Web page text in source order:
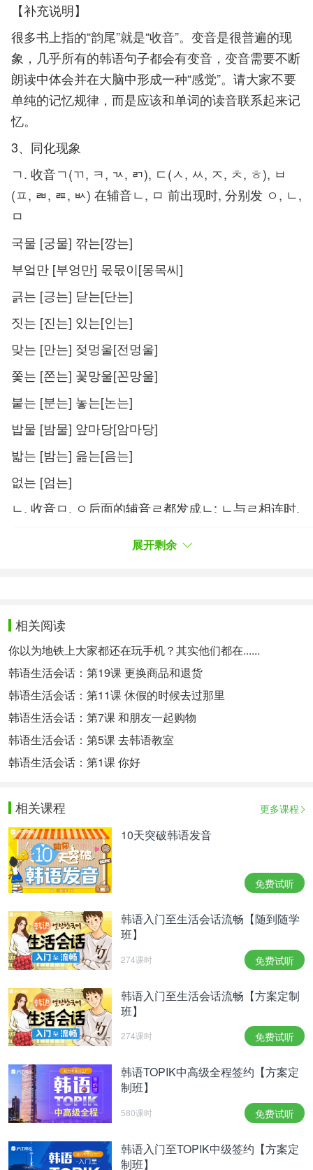
【补充说明】
很多书上指的“韵尾”就是“收音”。变音是很普遍的现
象，几乎所有的韩语句子都会有变音，变音需要不断
朗读中体会并在大脑中形成一种“感觉”。请大家不要
单纯的记忆规律，而是应该和单词的读音联系起来记
忆。
3、同化现象
ㄱ. 收音ㄱ(ㄲ, ㅋ, ㄳ, ㄺ), ㄷ(ㅅ, ㅆ, ㅈ, ㅊ, ㅎ), ㅂ
(ㅍ, ㄼ, ㄿ, ㅄ) 在辅音ㄴ, ㅁ 前出现时, 分别发 ㅇ, ㄴ,
ㅁ
국물 [궁물] 깎는[깡는]
부엌만 [부엉만] 몫몫이[몽목씨]
긁는 [긍는] 닫는[단는]
짓는 [진는] 있는[인는]
맞는 [만는] 젖멍울[전멍울]
쫓는 [쫀는] 꽃망울[꼰망울]
붙는 [분는] 놓는[논는]
밥물 [밤물] 앞마당[암마당]
밟는 [밤는] 읊는[음는]
없는 [엄는]
ㄴ. 收音ㅁ, ㅇ后面的辅音ㄹ都发成ㄴ; ㄴ与ㄹ相连时,
침략 [침냑] 侵略 향로 [향노] 香炉
ㄷ. 在一部分汉字词中, 收音ㄱ, ㅂ 与 ㄹ 相连时, ㄹ
发成 ㄴ
백리 [백니-뱅니] 百里 십리 [십니-심니] 十里
협력 [협녁-혐녁] 合作 막론 [막논-망논] 不论
ㄹ. 收音ㄷ, ㅌ, ㄾ与助词或接尾词-이相连时, 发为 ㅈ,
ㅊ 音, 并成为后一个音节的首音
미닫이 [미다지] 밭이 [바치]
벼훒이 [벼훌치]
4、音的缩略, 脱落与添加现象
ㄱ. 在韩国语中, 部分音有缩略或脱落的现象
쓰어라->써라 보아라->봐라
푸어서->퍼서 치어서->쳐서
솔+나무->소나무 딸님->따님
바늘+질->바느질
上面的例子中, 既有三个音节变为两个音节的现象, 也
有虽然音节没发生变化, 但ㄹ韵尾脱落的现象
ㄴ. 在部分合成词中, 还有添加音的现象
콫+잎->꽃잎[꼰닙] 늑막+염->늑막염[능망념]
콩+엿->콩엿[콩녇] 신+여성->신여성[신녀성]
코+등->콧등[코뜽/콛뜽] 배+머리->뱃머리[밴머리]
展开剩余
相关阅读
你以为地铁上大家都还在玩手机？其实他们都在......
韩语生活会话：第19课 更换商品和退货
韩语生活会话：第11课 休假的时候去过那里
韩语生活会话：第7课 和朋友一起购物
韩语生活会话：第5课 去韩语教室
韩语生活会话：第1课 你好
相关课程 更多课程
10天突破韩语发音
免费试听
韩语入门至生活会话流畅【随到随学
班】
274课时 免费试听
韩语入门至生活会话流畅【方案定制
班】
274课时 免费试听
韩语TOPIK中高级全程签约【方案定
制班】
580课时 免费试听
韩语入门至TOPIK中级签约【方案定
制班】